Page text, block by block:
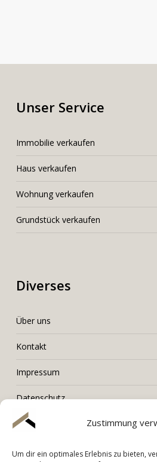
Zustimmung
Um dir ein optimales Erlebnis zu bieten,
Unser Service
Immobilie verkaufen
Haus verkaufen
Wohnung verkaufen
Grundstück verkaufen
Diverses
Über uns
Kontakt
Impressum
Datenschutz